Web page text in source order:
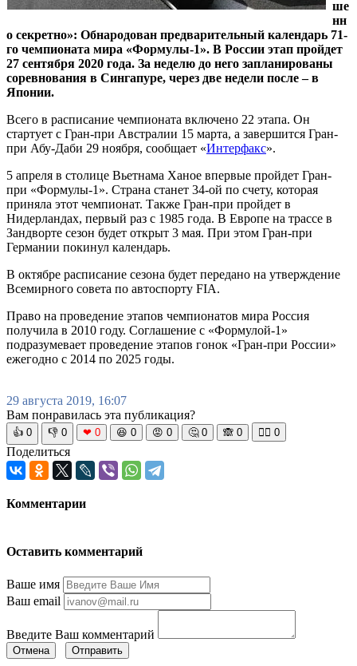
ше
нн
о секретно»: Обнародован предварительный календарь 71-
го чемпионата мира «Формулы-1». В России этап пройдет
27 сентября 2020 года. За неделю до него запланированы
соревнования в Сингапуре, через две недели после – в
Японии.
Всего в расписание чемпионата включено 22 этапа. Он
стартует с Гран-при Австралии 15 марта, а завершится Гран-
при Абу-Даби 29 ноября, сообщает «Интерфакс».
5 апреля в столице Вьетнама Ханое впервые пройдет Гран-
при «Формулы-1». Страна станет 34-ой по счету, которая
приняла этот чемпионат. Также Гран-при пройдет в
Нидерландах, первый раз с 1985 года. В Европе на трассе в
Зандворте сезон будет открыт 3 мая. При этом Гран-при
Германии покинул календарь.
В октябре расписание сезона будет передано на утверждение
Всемирного совета по автоспорту FIA.
Право на проведение этапов чемпионатов мира Россия
получила в 2010 году. Соглашение с «Формулой-1»
подразумевает проведение этапов гонок «Гран-при России»
ежегодно с 2014 по 2025 годы.
29 августа 2019, 16:07
Вам понравилась эта публикация?
👍 0 👎 0 ❤ 0 😆 0 😡 0 🤔 0 🙈 0 🧘‍♀️ 0
Поделиться
Комментарии
Оставить комментарий
Ваше имя
Ваш email
Введите Ваш комментарий
Отмена Отправить